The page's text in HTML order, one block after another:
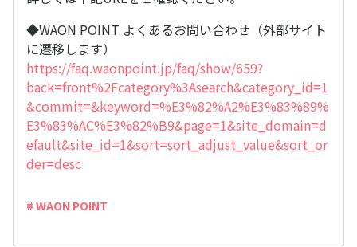
◆WAON POINT よくあるお問い合わせ（外部サイト
に遷移します）
https://faq.waonpoint.jp/faq/show/659?
back=front%2Fcategory%3Asearch&category_id=1
&commit=&keyword=%E3%82%A2%E3%83%89%
E3%83%AC%E3%82%B9&page=1&site_domain=d
efault&site_id=1&sort=sort_adjust_value&sort_or
der=desc
# WAON POINT